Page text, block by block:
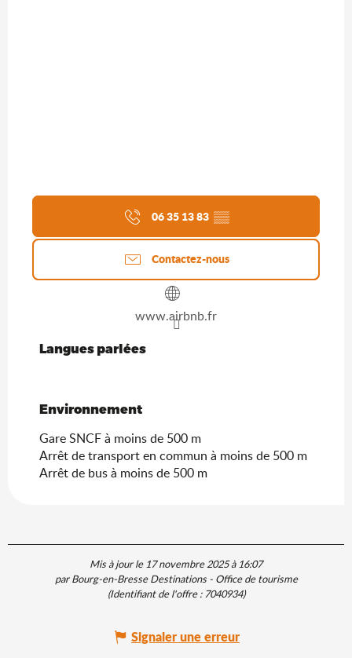
06 35 13 83 ▒▒
Contactez-nous
www.airbnb.fr
Langues parlées
Langues parlées
Environnement
Environnement
Gare SNCF à moins de 500 m
Arrêt de transport en commun à moins de 500 m
Arrêt de bus à moins de 500 m
Mis à jour le 17 novembre 2025 à 16:07
par Bourg-en-Bresse Destinations - Office de tourisme
(Identifiant de l'offre :7040934)
Signaler une erreur